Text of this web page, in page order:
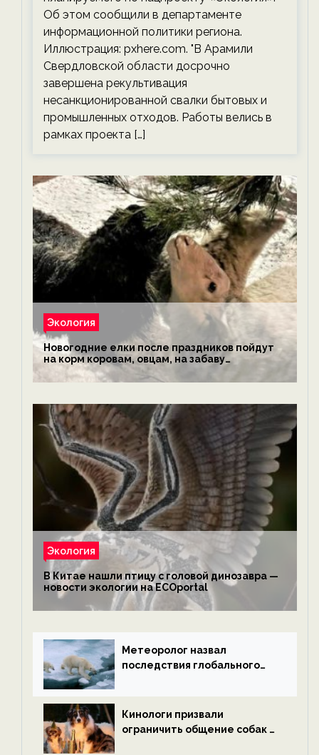
Об этом сообщили в департаменте
информационной политики региона.
Иллюстрация: pxhere.com. "В Арамили
Свердловской области досрочно
завершена рекультивация
несанкционированной свалки бытовых и
промышленных отходов. Работы велись в
рамках проекта […]
Экология
Новогодние елки после праздников пойдут
на корм коровам, овцам, на забаву
обезьянам, львам и леопардам — новости
экологии на ECOportal
Экология
В Китае нашли птицу с головой динозавра —
новости экологии на ECOportal
Метеоролог назвал
последствия глобального
ECOportal
Кинологи призвали
ограничить общение собак с